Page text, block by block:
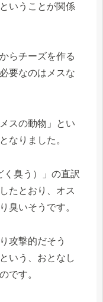
いうことが関係
らチーズを作る
要なのはメスな
スの動物」とい
なりました。
く臭う）」の直訳
たとおり、オス
臭いそうです。
攻撃的だそう
いう、おとなし
です。